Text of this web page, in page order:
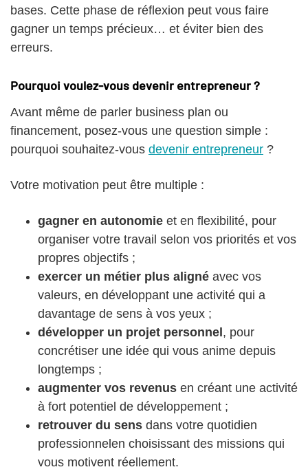
bases. Cette phase de réflexion peut vous faire
gagner un temps précieux… et éviter bien des
erreurs.
Pourquoi voulez-vous devenir entrepreneur ?
Avant même de parler business plan ou
financement, posez-vous une question simple :
pourquoi souhaitez-vous devenir entrepreneur ?
Votre motivation peut être multiple :
gagner en autonomie et en flexibilité, pour
organiser votre travail selon vos priorités et vos
propres objectifs ;
exercer un métier plus aligné avec vos
valeurs, en développant une activité qui a
davantage de sens à vos yeux ;
développer un projet personnel , pour
concrétiser une idée qui vous anime depuis
longtemps ;
augmenter vos revenus en créant une activité
à fort potentiel de développement ;
retrouver du sens dans votre quotidien
professionnelen choisissant des missions qui
vous motivent réellement.